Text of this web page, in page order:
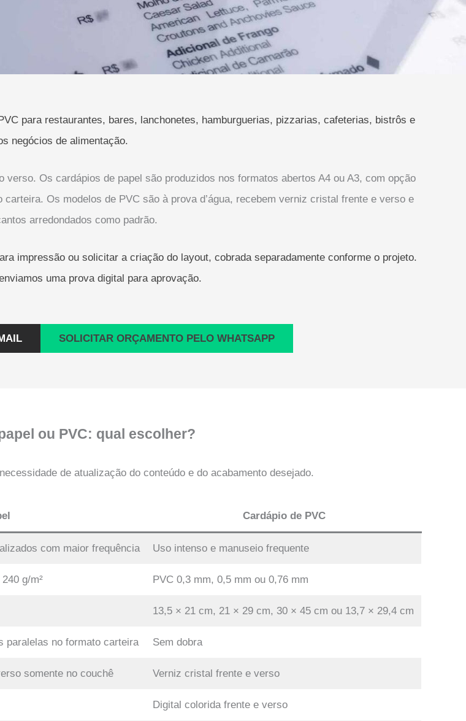
para restaurantes, bares, lanchonetes, hamburguerias, pizzarias, cafeterias, bistrôs e
negócios de alimentação.
Os cardápios de papel são produzidos nos formatos abertos A4 ou A3, com opção
Os modelos de PVC são à prova d’água, recebem verniz cristal frente e verso e
arredondados como padrão.
impressão ou solicitar a criação do layout, cobrada separadamente conforme o projeto.
uma prova digital para aprovação.
SOLICITAR ORÇAMENTO PELO WHATSAPP
ou PVC: qual escolher?
de atualização do conteúdo e do acabamento desejado.
Cardápio de PVC
com maior frequência Uso intenso e manuseio frequente
g/m² PVC 0,3 mm, 0,5 mm ou 0,76 mm
13,5 × 21 cm, 21 × 29 cm, 30 × 45 cm ou 13,7 × 29,4 cm
paralelas no formato carteira Sem dobra
somente no couchê Verniz cristal frente e verso
Digital colorida frente e verso